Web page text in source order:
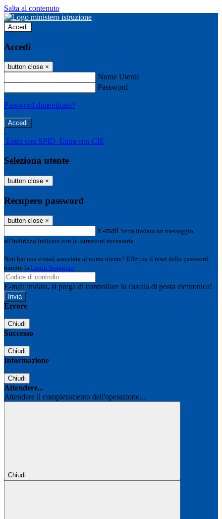
Salta al contenuto
Accedi
Accedi
button close ×
Nome Utente
Password
Password dimenticata?
-
Entra con SPID Entra con CIE
Seleziona utente
button close ×
Recupero password
button close ×
E-mail Verrà inviato un messaggio
all'indirizzo indicato con le istruzioni necessarie.
Non hai una e-mail associata al nome utente? Effettua il reset della password
tramite la Login Spaggiari
E-mail inviata, si prega di controllare la casella di posta elettronica!
Errore
Chiudi
Successo
Chiudi
Informazione
Chiudi
Attendere...
Attendere il completamento dell'operazione...
Chiudi